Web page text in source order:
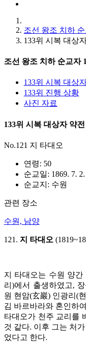
조선 왕조 치하 순
133위 시복 대상
조선 왕조 치하 순교자
133위 시복 대상
133위 진행 상황
사진 자료
133위 시복 대상자 약전
No.121 지 타대오
연령: 50
순교일: 1869. 7. 2.
순교지: 수원
관련 장소
수원, 남양
121. 지 타대오
지 타대오는 수원 양
리)에서 출생하였고,
원 현암(玄巖) 인광리(
김 바르바라와 혼인하
타대오가 천주 교리를
것 같다. 이후 그는 처
었다고 한다.